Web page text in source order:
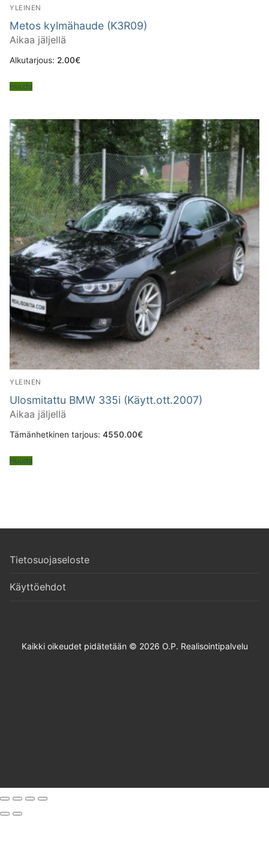
YLEINEN
Metos kylmähaude (K3R09)
Aikaa jäljellä
Alkutarjous: 2.00€
Huuda
YLEINEN
Ulosmitattu BMW 335i (Käytt.ott.2007)
Aikaa jäljellä
Tämänhetkinen tarjous: 4550.00€
Huuda
Tietosuojaseloste
Käyttöehdot
Kaikki oikeudet pidätetään © 2026 O.P. Realisointipalvelu